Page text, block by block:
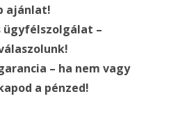
ajánlat!
ügyfélszolgálat –
– ha nem vagy
a pénzed!